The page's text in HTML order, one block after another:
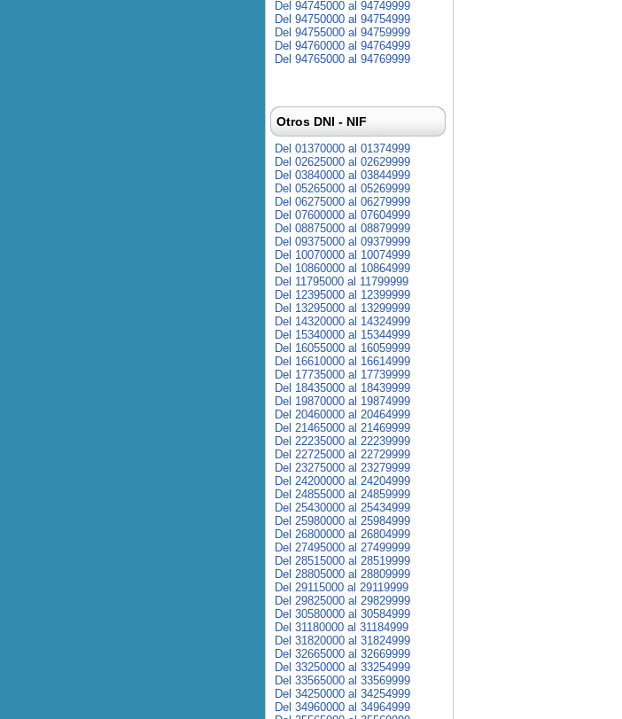
Del 94745000 al 94749999
Del 94750000 al 94754999
Del 94755000 al 94759999
Del 94760000 al 94764999
Del 94765000 al 94769999
Otros DNI - NIF
Del 01370000 al 01374999
Del 02625000 al 02629999
Del 03840000 al 03844999
Del 05265000 al 05269999
Del 06275000 al 06279999
Del 07600000 al 07604999
Del 08875000 al 08879999
Del 09375000 al 09379999
Del 10070000 al 10074999
Del 10860000 al 10864999
Del 11795000 al 11799999
Del 12395000 al 12399999
Del 13295000 al 13299999
Del 14320000 al 14324999
Del 15340000 al 15344999
Del 16055000 al 16059999
Del 16610000 al 16614999
Del 17735000 al 17739999
Del 18435000 al 18439999
Del 19870000 al 19874999
Del 20460000 al 20464999
Del 21465000 al 21469999
Del 22235000 al 22239999
Del 22725000 al 22729999
Del 23275000 al 23279999
Del 24200000 al 24204999
Del 24855000 al 24859999
Del 25430000 al 25434999
Del 25980000 al 25984999
Del 26800000 al 26804999
Del 27495000 al 27499999
Del 28515000 al 28519999
Del 28805000 al 28809999
Del 29115000 al 29119999
Del 29825000 al 29829999
Del 30580000 al 30584999
Del 31180000 al 31184999
Del 31820000 al 31824999
Del 32665000 al 32669999
Del 33250000 al 33254999
Del 33565000 al 33569999
Del 34250000 al 34254999
Del 34960000 al 34964999